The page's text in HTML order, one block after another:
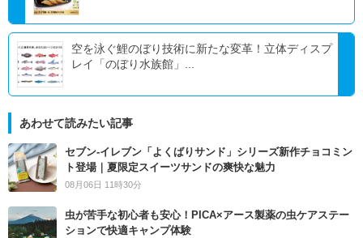
空を泳ぐ鯉のぼり技術に新たな変革！立体ディスプ
レイ「のぼり水族館」...
あわせて読みたい記事
セブン‐イレブン「よくばりサンド」シリーズ新作チョコミン
ト登場｜夏限定スイーツサンドの爽快な魅力
08月06日 11時30分
虫が苦手な初心者も安心！PICA×アース製薬の虫ケアステー
ションで快適キャンプ体験